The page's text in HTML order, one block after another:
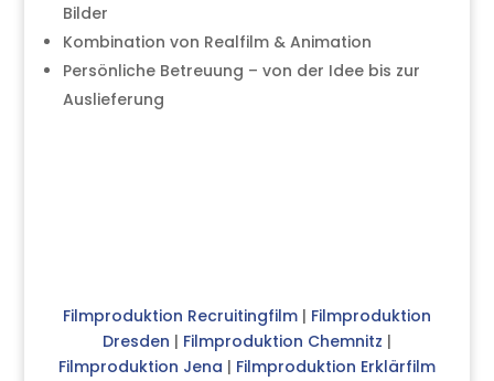
Bilder
Kombination von Realfilm & Animation
Persönliche Betreuung – von der Idee bis zur
Auslieferung
Filmproduktion Recruitingfilm| Filmproduktion
Dresden | Filmproduktion Chemnitz |
Filmproduktion Jena | Filmproduktion Erklärfilm